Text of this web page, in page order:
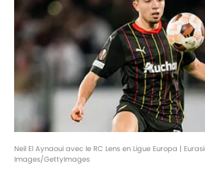
Neil El Aynaoui avec le RC Lens en Ligue Europa |
Images/GettyImages